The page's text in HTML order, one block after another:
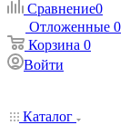
Сравнение0
Отложенные 0
Корзина 0
Войти
Каталог